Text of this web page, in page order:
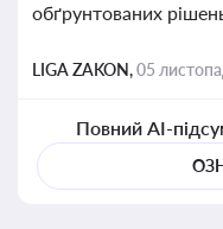
обґрунтованих
LIGA ZAKON,05
Повний AI-